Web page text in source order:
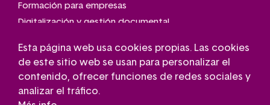
Formación para empresas
Digitalización y gestión documental
Transporte adaptado
Conserjería
Esta página web usa cookies propias. Las cookies
de este sitio web se usan para personalizar el
contenido, ofrecer funciones de redes sociales y
analizar el tráfico.